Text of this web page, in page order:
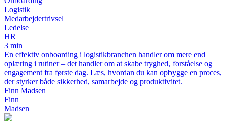
Logistik
Medarbejdertrivsel
Ledelse
HR
3 min
En effektiv onboarding i logistikbranchen handler om mere end
oplæring i rutiner – det handler om at skabe tryghed, forståelse og
engagement fra første dag. Læs, hvordan du kan opbygge en proces,
der styrker både sikkerhed, samarbejde og produktivitet.
Finn Madsen
Finn
Madsen